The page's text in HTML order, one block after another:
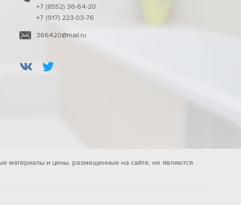
+7 (8552) 36-64-20
+7 (917) 223-03-76
366420@mail.ru
материалы и цены, размещенные на сайте, не являются